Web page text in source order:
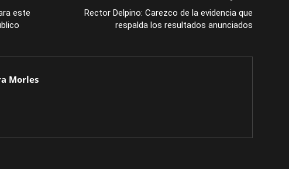
este
Rector Delpino: Carezco de la evidencia que
respalda los resultados anunciados
Morles